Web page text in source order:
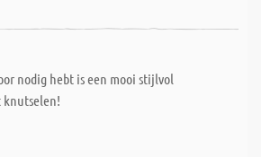
nodig hebt is een mooi stijlvol
knutselen!